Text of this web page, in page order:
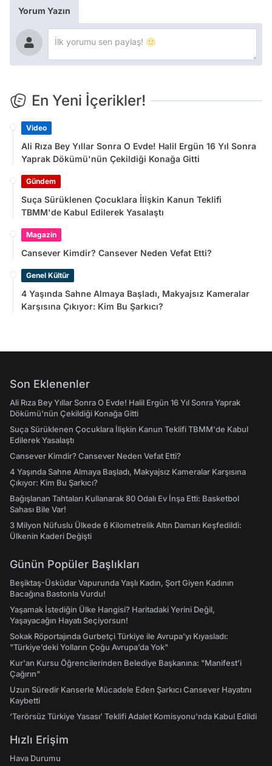
Yorum Yazın
En Yeni İçerikler!
Video
Ali Rıza Bey Yıllar Sonra O Evde! Halil Ergün 16 Yıl Sonra
Yaprak Dökümü'nün Çekildiği Konağa Gitti
Gündem
Suça Sürüklenen Çocuklara İlişkin Kanun Teklifi
TBMM'de Kabul Edilerek Yasalaştı
Magazin
Cansever Kimdir? Cansever Neden Vefat Etti?
Genel Kültür
4 Yaşında Sahne Almaya Başladı, Makyajsız Kameralar
Karşısına Çıkıyor: Kim Bu Şarkıcı?
Son Eklenenler
Ali Rıza Bey Yıllar Sonra O Evde! Halil Ergün 16 Yıl Sonra Yaprak
Dökümü'nün Çekildiği Konağa Gitti
Suça Sürüklenen Çocuklara İlişkin Kanun Teklifi TBMM'de Kabul
Edilerek Yasalaştı
Cansever Kimdir? Cansever Neden Vefat Etti?
4 Yaşında Sahne Almaya Başladı, Makyajsız Kameralar Karşısına
Çıkıyor: Kim Bu Şarkıcı?
Bağışlanan Tahtaları Kullanarak 80 Odalı Ev İnşa Etti: Basketbol
Sahası Bile Var!
3 Milyon Nüfuslu Ülkede 6 Kilometrelik Altın Damarı Keşfedildi:
Ülkenin Kaderi Değişti
Günün Popüler Başlıkları
Beşiktaş-Üsküdar Vapurunda Yaşlı Kadın, Şort Giyen Kadının
Bacağına Bastonla Vurdu!
Yaşamak İstediğin Ülke Hangisi? Haritadaki Yerini Değil,
Yaşayacağın Hayatı Seçiyorsun!
Sokak Röportajında Gurbetçi Türkiye ile Avrupa'yı Kıyasladı:
"Türkiye’deki Yolların Çoğu Avrupa’da Yok"
Kur'an Kursu Öğrencilerinden Belediye Başkanına: "Manifest’i
Çağırın"
Uzun Süredir Kanserle Mücadele Eden Şarkıcı Cansever Hayatını
Kaybetti
‘Terörsüz Türkiye Yasası’ Teklifi Adalet Komisyonu'nda Kabul Edildi
Hızlı Erişim
Hava Durumu